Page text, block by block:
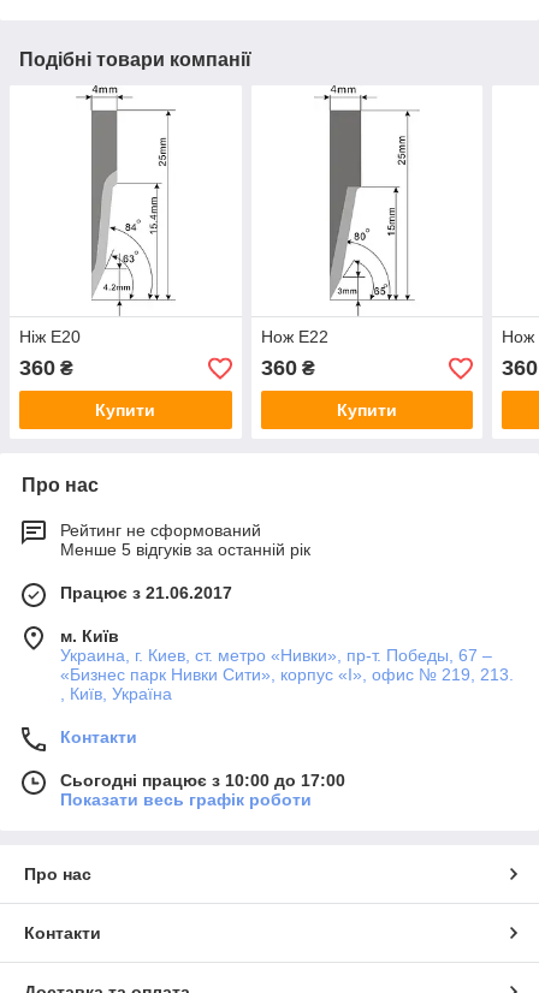
Подібні товари компанії
Ніж E20
360 ₴
Купити
Нож E22
360₴
Купити
Нож
360
Про нас
Рейтинг не сформований
Менше 5 відгуків за останній рік
Працює з 21.06.2017
м. Київ
Украина, г. Киев, ст. метро «Нивки», пр-т. Победы, 67 –
«Бизнес парк Нивки Сити», корпус «I», офис № 219, 213.
, Київ, Україна
Контакти
Сьогодні працює з 10:00 до 17:00
Показати весь графік роботи
Про нас
Контакти